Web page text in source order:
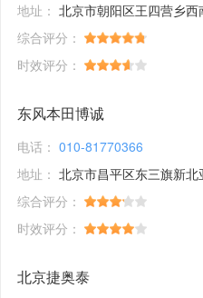
地址： 北京市朝阳区王四营乡
综合评分：
时效评分：
东风本田博诚
电话： 010-81770366
地址： 北京市昌平区东三旗新
综合评分：
时效评分：
北京捷奥泰